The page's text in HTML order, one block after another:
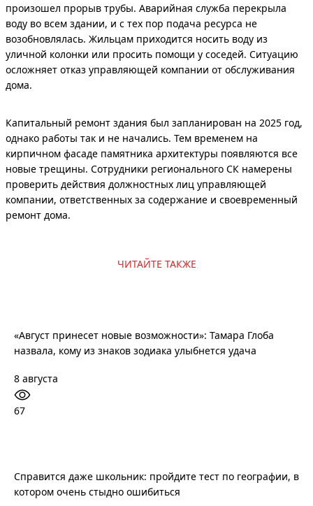
произошел прорыв трубы. Аварийная служба перекрыла
воду во всем здании, и с тех пор подача ресурса не
возобновлялась. Жильцам приходится носить воду из
уличной колонки или просить помощи у соседей. Ситуацию
осложняет отказ управляющей компании от обслуживания
дома.
Капитальный ремонт здания был запланирован на 2025 год,
однако работы так и не начались. Тем временем на
кирпичном фасаде памятника архитектуры появляются все
новые трещины. Сотрудники регионального СК намерены
проверить действия должностных лиц управляющей
компании, ответственных за содержание и своевременный
ремонт дома.
ЧИТАЙТЕ ТАКЖЕ
«Август принесет новые возможности»: Тамара Глоба
назвала, кому из знаков зодиака улыбнется удача
8 августа
67
Справится даже школьник: пройдите тест по географии, в
котором очень стыдно ошибиться